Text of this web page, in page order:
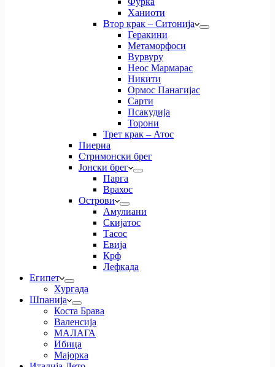
Ханиоти
Втор крак – Ситонија
Геракини
Метаморфоси
Вурвуру
Неос Мармарас
Никити
Ормос Панагијас
Сарти
Псакудија
Торони
Трет крак – Атос
Пиериа
Стримонски брег
Јонски брег
Парга
Врахос
Острови
Амулиани
Скијатос
Тасос
Евија
Крф
Лефкада
Египет
Хургада
Шпанија
Коста Брава
Валенсија
МАЛАГА
Ибица
Мајорка